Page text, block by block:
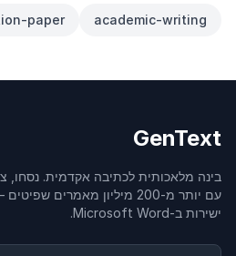
academic-writing
paper
GenText
בינה מלאכותית לכתיבה אקדמית. נסחו,
עם יותר מ-200 מיליון מאמרים
ישירות ב-Microsoft Word.